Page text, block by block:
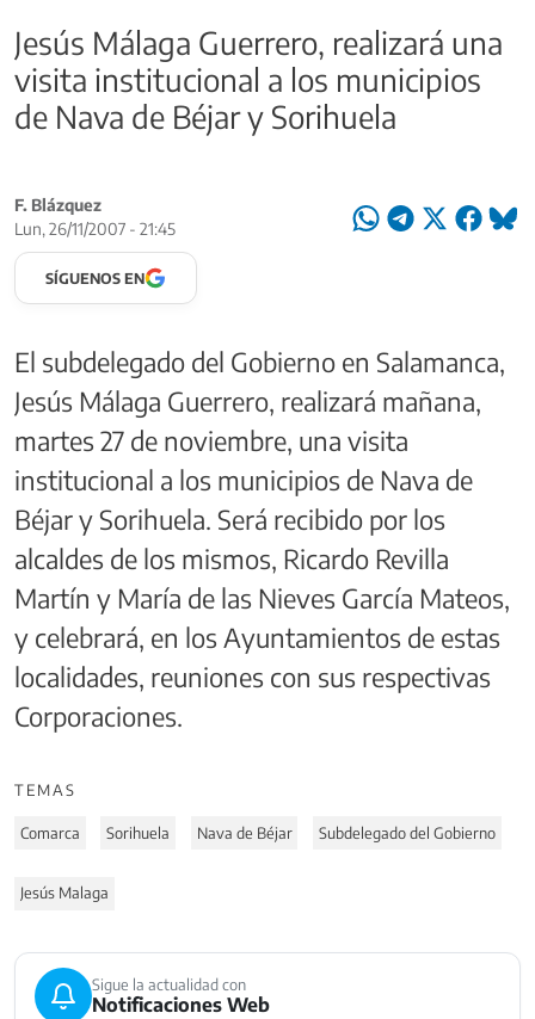
Jesús Málaga Guerrero, realizará una
visita institucional a los municipios
de Nava de Béjar y Sorihuela
F. Blázquez
Lun, 26/11/2007 - 21:45
SÍGUENOS EN
El subdelegado del Gobierno en Salamanca,
Jesús Málaga Guerrero, realizará mañana,
martes 27 de noviembre, una visita
institucional a los municipios de Nava de
Béjar y Sorihuela. Será recibido por los
alcaldes de los mismos, Ricardo Revilla
Martín y María de las Nieves García Mateos,
y celebrará, en los Ayuntamientos de estas
localidades, reuniones con sus respectivas
Corporaciones.
TEMAS
Comarca Sorihuela Nava de Béjar Subdelegado del Gobierno
Jesús Malaga
Sigue la actualidad con
Notificaciones Web